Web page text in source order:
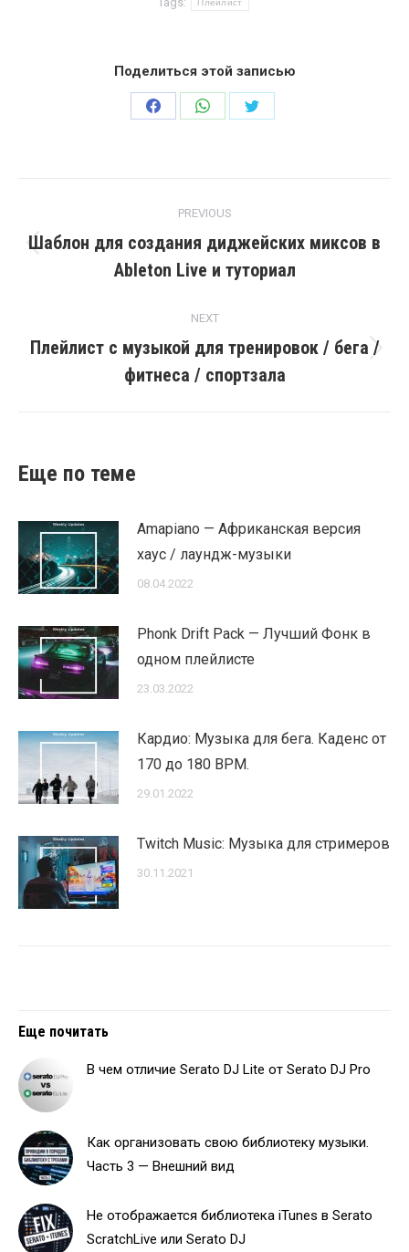
Плейлист
Поделиться этой записью
Share
Share
Share
navigation
PREVIOUS
Previous
post:
Шаблон для создания диджейских миксов в
Ableton Live и туториал
NEXT
Next
post:
Плейлист с музыкой для тренировок / бега /
фитнеса / спортзала
Еще по теме
Amapiano — Африканская версия
хаус / лаундж-музыки
08.04.2022
Phonk Drift Pack — Лучший Фонк в
одном плейлисте
23.03.2022
Кардио: Музыка для бега. Каденс от
170 до 180 BPM.
29.01.2022
Twitch Music: Музыка для стримеров
30.11.2021
Еще почитать
В чем отличие Serato DJ Lite от Serato DJ Pro
Как организовать свою библиотеку музыки.
Часть 3 — Внешний вид
Не отображается библиотека iTunes в Serato
ScratchLive или Serato DJ